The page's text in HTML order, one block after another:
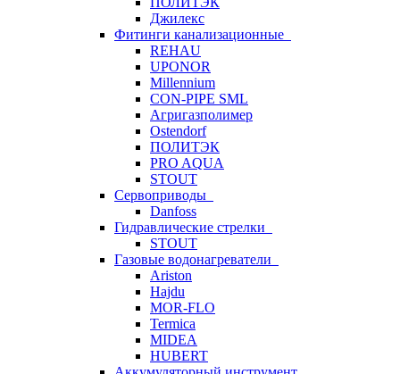
Джилекс
Фитинги канализационные
REHAU
UPONOR
Millennium
CON-PIPE SML
Агригазполимер
Ostendorf
ПОЛИТЭК
PRO AQUA
STOUT
Сервоприводы
Danfoss
Гидравлические стрелки
STOUT
Газовые водонагреватели
Ariston
Hajdu
MOR-FLO
Termica
MIDEA
HUBERT